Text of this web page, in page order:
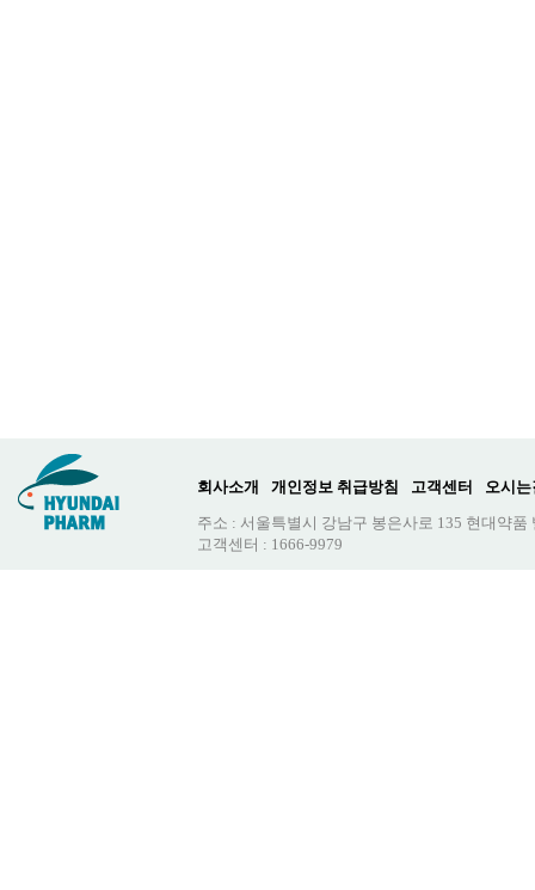
회사소개 개인정보 취급방침 고객센터
오시는
주소 : 서울특별시 강남구 봉은사로 135 현대약품
고객센터 : 1666-9979